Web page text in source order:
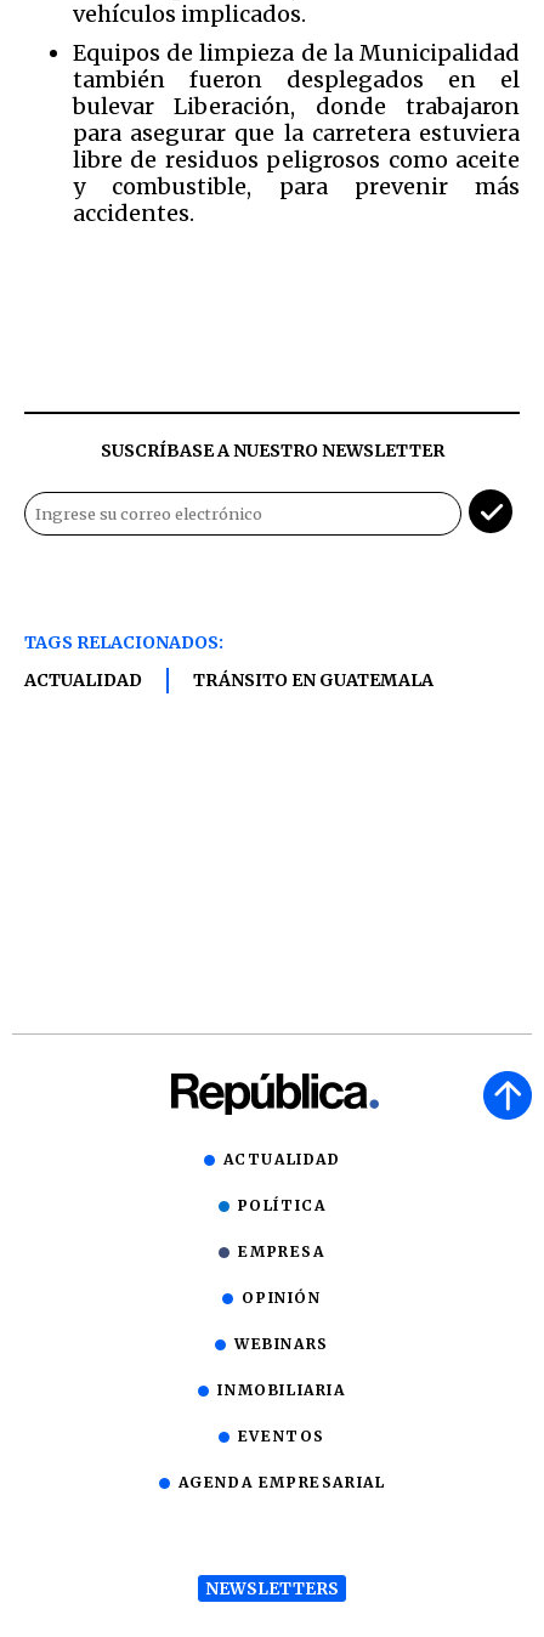
vehículos implicados.
Equipos de limpieza de la Municipalidad
también fueron desplegados en el
bulevar Liberación, donde trabajaron
para asegurar que la carretera estuviera
libre de residuos peligrosos como aceite
y combustible, para prevenir más
accidentes.
SUSCRÍBASE A NUESTRO NEWSLETTER
TAGS RELACIONADOS:
ACTUALIDAD
TRÁNSITO EN GUATEMALA
ACTUALIDAD
POLÍTICA
EMPRESA
OPINIÓN
WEBINARS
INMOBILIARIA
EVENTOS
AGENDA EMPRESARIAL
NEWSLETTERS